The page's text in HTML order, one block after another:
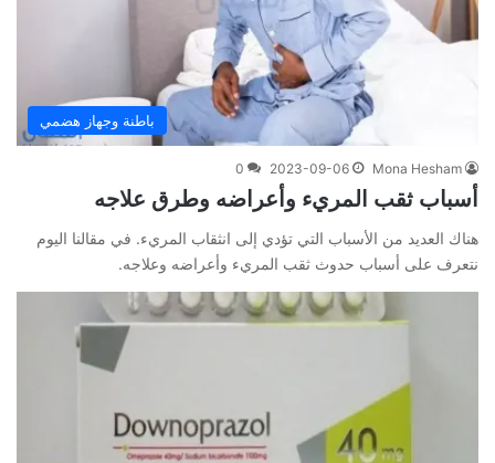
باطنة وجهاز هضمي
Mona Hesham
2023-09-06
0
أسباب ثقب المريء وأعراضه وطرق علاجه
هناك العديد من الأسباب التي تؤدي إلى انثقاب المريء. في مقالنا اليوم
نتعرف على أسباب حدوث ثقب المريء وأعراضه وعلاجه.